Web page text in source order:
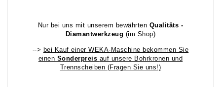
Nur bei uns mit unserem bewährten Qualitäts -
Diamantwerkzeug (im Shop)
--> bei Kauf einer WEKA-Maschine bekommen Sie
einen Sonderpreis auf unsere Bohrkronen und
Trennscheiben (Fragen Sie uns!)